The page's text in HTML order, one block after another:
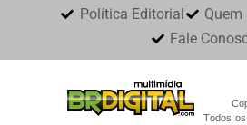
Política Editorial
Fale
Todos